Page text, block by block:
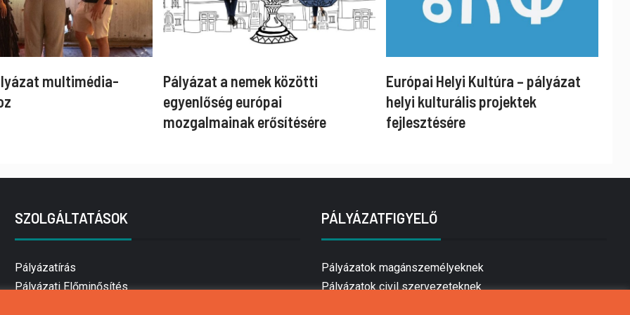
multimédia-
Pályázat a nemek közötti
egyenlőség európai
mozgalmainak erősítésére
Európai Helyi Kultúra – pályázat
helyi kulturális projektek
fejlesztésére
SZOLGÁLTATÁSOK
Pályázatírás
Pályázati Előminősítés
PÁLYÁZATFIGYELŐ
Pályázatok magánszemélyeknek
Pályázatok civil szervezeteknek